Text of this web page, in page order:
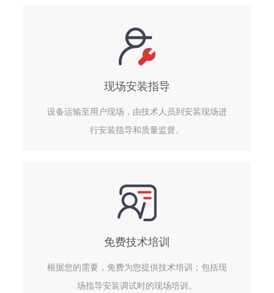
现场安装指导
设备运输至用户现场，由技术人员到安装现场进
行安装指导和质量监督。
免费技术培训
根据您的需要，免费为您提供技术培训；包括现
场指导安装调试时的现场培训。